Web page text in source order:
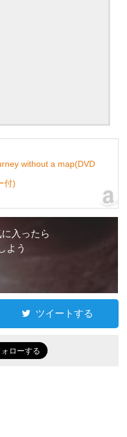
without a map(DVD
付)
入ったら
よう
ツイートする